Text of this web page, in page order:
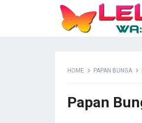
HOME PAPAN BUNGA
Papan